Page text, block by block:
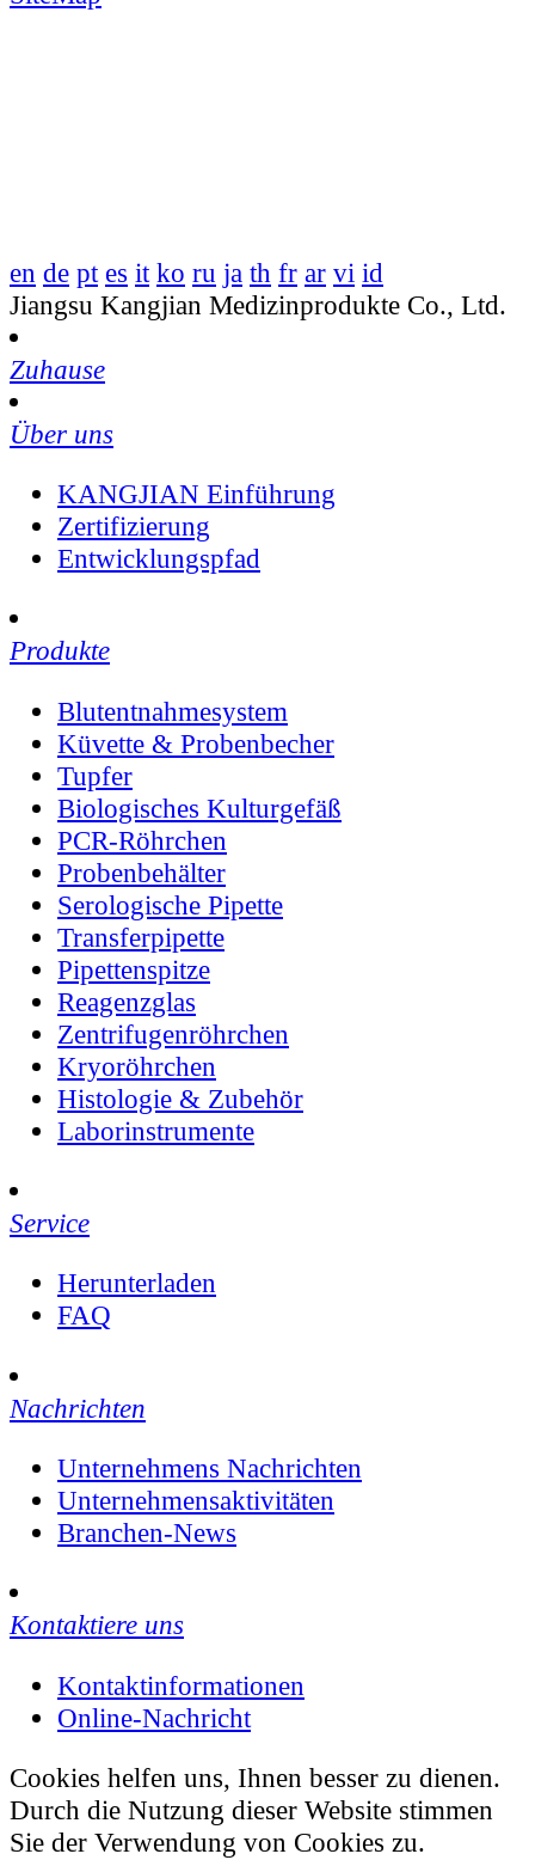
en de pt es it ko ru ja th fr ar vi id
Jiangsu Kangjian Medizinprodukte Co., Ltd.
Zuhause
Über uns
KANGJIAN Einführung
Zertifizierung
Entwicklungspfad
Produkte
Blutentnahmesystem
Küvette & Probenbecher
Tupfer
Biologisches Kulturgefäß
PCR-Röhrchen
Probenbehälter
Serologische Pipette
Transferpipette
Pipettenspitze
Reagenzglas
Zentrifugenröhrchen
Kryoröhrchen
Histologie & Zubehör
Laborinstrumente
Service
Herunterladen
FAQ
Nachrichten
Unternehmens Nachrichten
Unternehmensaktivitäten
Branchen-News
Kontaktiere uns
Kontaktinformationen
Online-Nachricht
Cookies helfen uns, Ihnen besser zu dienen.
Durch die Nutzung dieser Website stimmen
Sie der Verwendung von Cookies zu.